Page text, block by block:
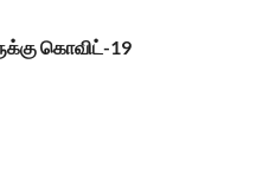
கொவிட்-19